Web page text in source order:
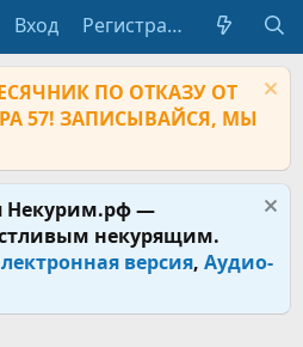
Вход Регистрация
ПО ОТКАЗУ ОТ
57! ЗАПИСЫВАЙСЯ, МЫ
Некурим.рф —
некурящим.
версия, Аудио-